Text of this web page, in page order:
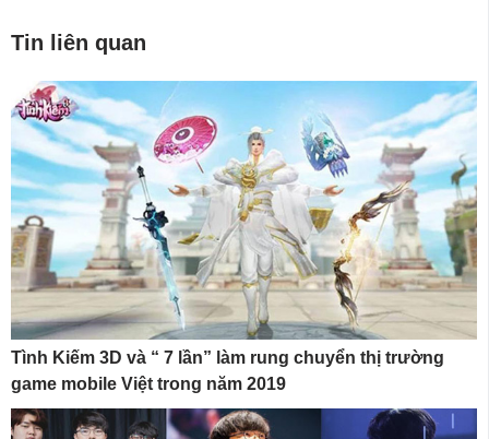
Tin liên quan
Tình Kiếm 3D và “ 7 lần” làm rung chuyển thị trường
game mobile Việt trong năm 2019